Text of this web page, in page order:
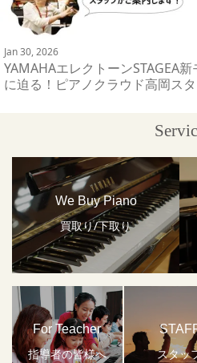
Jan 30, 2026
YAMAHAエレクトーンSTAGEA新
に迫る！ピアノクラウド高岡ス
We Buy Piano
買取り/下取り
For Teacher
指導者の皆様へ スタッ